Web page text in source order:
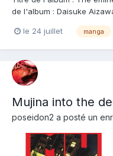
de l'album : Daisuke
de l'album : Il est prêt à
le 24 juillet manga
Mujina into the
poseidon2 a posté un